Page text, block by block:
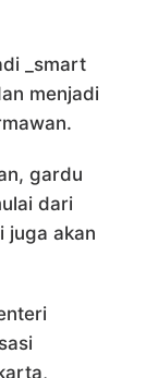
_smart
menjadi
gardu
dari
juga akan